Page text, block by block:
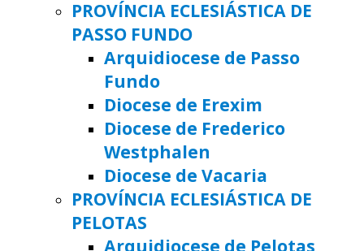
PROVÍNCIA ECLESIÁSTICA DE
PASSO FUNDO
Arquidiocese de Passo
Fundo
Diocese de Erexim
Diocese de Frederico
Westphalen
Diocese de Vacaria
PROVÍNCIA ECLESIÁSTICA DE
PELOTAS
Arquidiocese de Pelotas